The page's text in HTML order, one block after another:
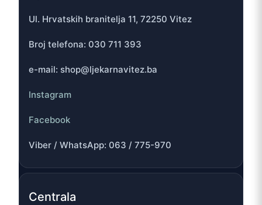
Ul. Hrvatskih branitelja 11, 72250 Vitez
Broj telefona: 030 711 393
e-mail: shop@ljekarnavitez.ba
Instagram
Facebook
Viber / WhatsApp: 063 / 775-970
Centrala